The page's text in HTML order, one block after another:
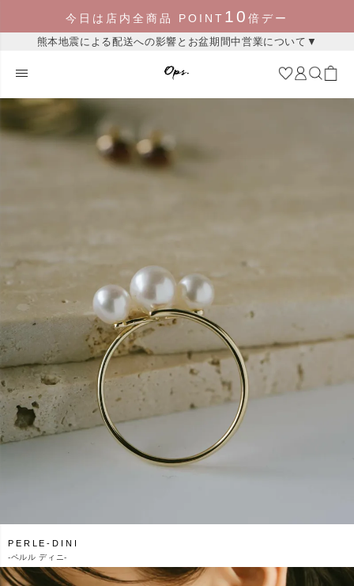
今日は店内全商品 POINT 10 倍デー
熊本地震による配送への影響とお盆期間中営業について▼
PERLE-DINI
-ペルル ディニ-